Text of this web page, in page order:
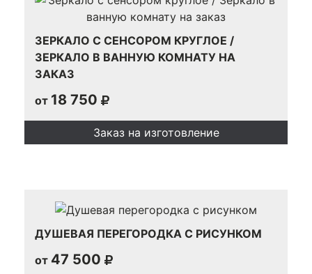
ЗЕРКАЛО С СЕНСОРОМ КРУГЛОЕ /
ЗЕРКАЛО В ВАННУЮ КОМНАТУ НА
ЗАКАЗ
от 18 750
Заказ на изготовление
ДУШЕВАЯ ПЕРЕГОРОДКА С РИСУНКОМ
от 47 500